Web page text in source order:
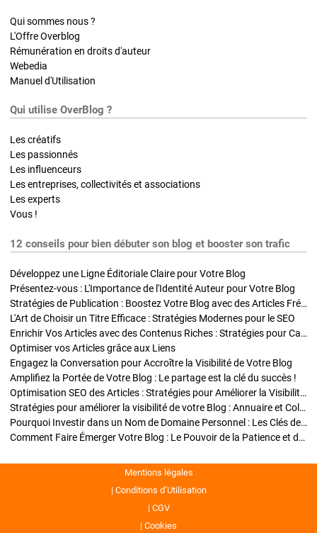
Qui sommes nous ?
L'Offre Overblog
Rémunération en droits d'auteur
Webedia
Manuel d'Utilisation
Qui utilise OverBlog ?
Les créatifs
Les passionnés
Les influenceurs
Les entreprises, collectivités et associations
Les experts
Vous !
12 conseils pour bien débuter son blog et booster son trafic
Développez une Ligne Éditoriale Claire pour Votre Blog
Présentez-vous : L'Importance de l'Identité Auteur pour Votre Blog
Stratégies de Publication : Boostez Votre Blog avec des Articles Fréquents et Exclusifs
L'Art de Choisir un Titre Efficace : Stratégies Modernes pour le SEO
Enrichir Vos Articles avec des Contenus Riches : Stratégies pour Captiver et Optimiser
Optimiser vos Articles grâce aux Liens
Engagez la Conversation pour Accroître la Visibilité de Votre Blog
Amplifiez la Portée de Votre Blog : Le partage est la clé du succès !
Optimisation SEO des Articles : Stratégies pour Améliorer la Visibilité de Votre Blog
Stratégies pour améliorer la visibilité de votre Blog : Annuaire et Collaborations
Pourquoi Investir dans un Nom de Domaine Personnel : Les Clés de la Réussite de Votre Blog
Comment Faire Émerger Votre Blog : Le Pouvoir de la Patience et de la Persévérance
Mentions légales
Conditions d’Utilisation
CGV
Cookies